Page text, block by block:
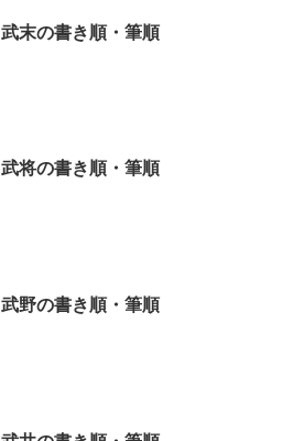
武末の書き順・筆順
武将の書き順・筆順
武野の書き順・筆順